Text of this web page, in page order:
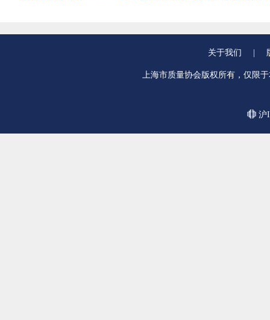
关于我们
上海市质量协会版权所有，仅限
沪